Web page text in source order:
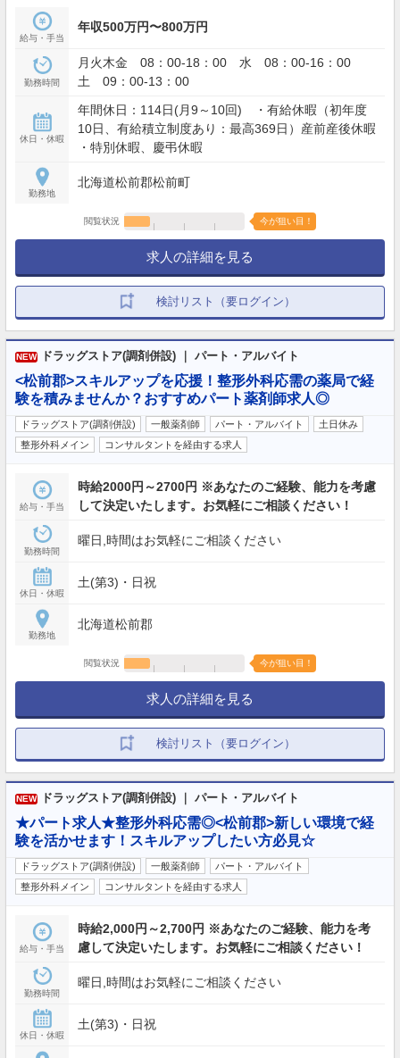
給与・手当
年収500万円〜800万円
勤務時間
月火木金 08：00-18：00 水 08：00-16：00
土 09：00-13：00
休日・休暇
年間休日：114日(月9～10回) ・有給休暇（初年度
10日、有給積立制度あり：最高369日）産前産後休暇
・特別休暇、慶弔休暇
勤務地
北海道松前郡松前町
閲覧状況 今が狙い目！
求人の詳細を見る
検討リスト（要ログイン）
NEW ドラッグストア(調剤併設) ｜ パート・アルバイト
<松前郡>スキルアップを応援！整形外科応需の薬局で経
験を積みませんか？おすすめパート薬剤師求人◎
ドラッグストア(調剤併設) 一般薬剤師 パート・アルバイト
土日休み
整形外科メイン
コンサルタントを経由する求人
給与・手当
時給2000円～2700円 ※あなたのご経験、能力を考慮
して決定いたします。お気軽にご相談ください！
勤務時間
曜日,時間はお気軽にご相談ください
休日・休暇
土(第3)・日祝
勤務地
北海道松前郡
閲覧状況 今が狙い目！
求人の詳細を見る
検討リスト（要ログイン）
NEW ドラッグストア(調剤併設) ｜ パート・アルバイト
★パート求人★整形外科応需◎<松前郡>新しい環境で経
験を活かせます！スキルアップしたい方必見☆
ドラッグストア(調剤併設) 一般薬剤師
パート・アルバイト
整形外科メイン
コンサルタントを経由する求人
給与・手当
時給2,000円～2,700円 ※あなたのご経験、能力を考
慮して決定いたします。お気軽にご相談ください！
勤務時間
曜日,時間はお気軽にご相談ください
休日・休暇
土(第3)・日祝